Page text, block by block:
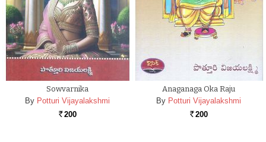
Sowvarnika
By Potturi Vijayalakshmi
Rs. 200
Anaganaga Oka Raju
By Potturi Vijayalakshmi
Rs. 200